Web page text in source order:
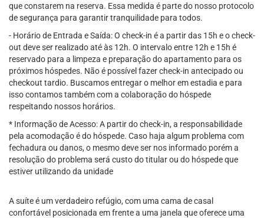
que constarem na reserva. Essa medida é parte do nosso protocolo
de segurança para garantir tranquilidade para todos.
- Horário de Entrada e Saída: O check-in é a partir das 15h e o check-
out deve ser realizado até às 12h. O intervalo entre 12h e 15h é
reservado para a limpeza e preparação do apartamento para os
próximos hóspedes. Não é possível fazer check-in antecipado ou
checkout tardio. Buscamos entregar o melhor em estadia e para
isso contamos também com a colaboração do hóspede
respeitando nossos horários.
* Informação de Acesso: A partir do check-in, a responsabilidade
pela acomodação é do hóspede. Caso haja algum problema com
fechadura ou danos, o mesmo deve ser nos informado porém a
resolução do problema será custo do titular ou do hóspede que
estiver utilizando da unidade
A suíte é um verdadeiro refúgio, com uma cama de casal
confortável posicionada em frente a uma janela que oferece uma